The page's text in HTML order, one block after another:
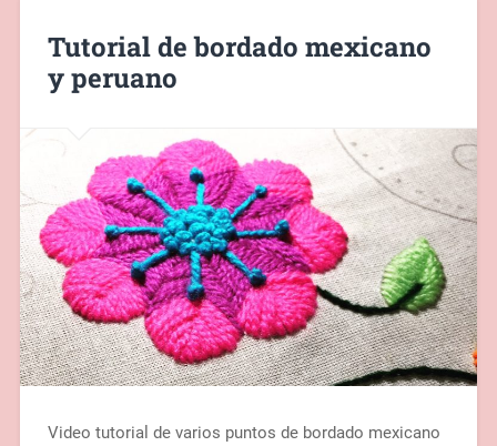
Tutorial de bordado mexicano
y peruano
Video tutorial de varios puntos de bordado mexicano